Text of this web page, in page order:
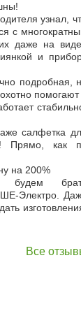
узнал,
с
даже на
и
подробная,
помогают
салфетка
Прямо, как
на 200%
Электро.
Все